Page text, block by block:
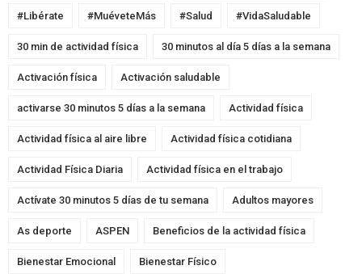
#Libérate #MuéveteMás #Salud #VidaSaludable
30 min de actividad física 30 minutos al día 5 días a la semana
Activación física Activación saludable
activarse 30 minutos 5 días a la semana Actividad física
Actividad física al aire libre Actividad física cotidiana
Actividad Física Diaria Actividad física en el trabajo
Actívate 30 minutos 5 días de tu semana Adultos mayores
As deporte ASPEN Beneficios de la actividad física
Bienestar Emocional Bienestar Físico